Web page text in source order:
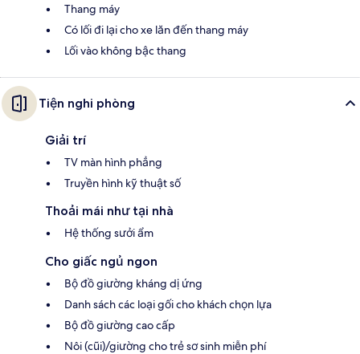
Thang máy
Có lối đi lại cho xe lăn đến thang máy
Lối vào không bậc thang
Tiện nghi phòng
Giải trí
TV màn hình phẳng
Truyền hình kỹ thuật số
Thoải mái như tại nhà
Hệ thống sưởi ẩm
Cho giấc ngủ ngon
Bộ đồ giường kháng dị ứng
Danh sách các loại gối cho khách chọn lựa
Bộ đồ giường cao cấp
Nôi (cũi)/giường cho trẻ sơ sinh miễn phí